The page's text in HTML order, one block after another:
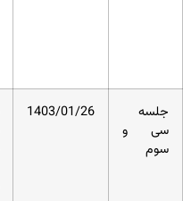
جلسه
سی و
سوم
1403/01/26